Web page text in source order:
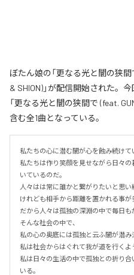
ぼたん娘の「更なる光と闇の狭間
& SHION)」が配信開始された。
「更なる光と闇の狭間で (feat.
含む全1曲となっている。
私たちの心に潜む闇が心を蝕み続けて
私たちは作り笑顔を見せながら日々
いているのだ。
人々はは常に誰かと繋がりたいと思
けれども相手から距離を置かれる事が
だから人々は孤独の深淵の中で毎日も
そんな社会の中で、
私の心の奥底には孤独と云ふ闇が潜み
私は社会からはぐれて我が道を行くよ
私は日々の生活の中で孤独との折り
いる。